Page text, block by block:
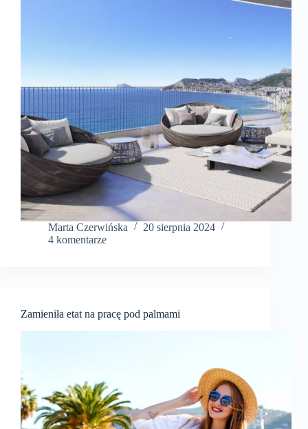
Marta Czerwińska
20 sierpnia 2024
4 komentarze
Zamieniła etat na pracę pod palmami